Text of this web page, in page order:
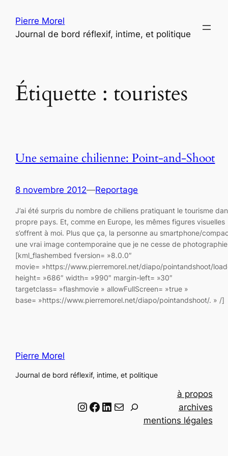
contenu
Pierre Morel
Journal de bord réflexif, intime, et politique
Étiquette : touristes
Une semaine chilienne: Point-and-Shoot
8 novembre 2012—Reportage
J’ai été surpris du nombre de chiliens pratiquant le tourisme
propre pays. Et, comme en Europe, les mêmes figures visuelles
s’offrent à moi. Plus que ça, la personne au smartphone/
une vrai image contemporaine que je ne cesse de
[kml_flashembed fversion= »8.0.0″
movie= »https://www.pierremorel.net/diapo/pointandshoot/
height= »686″ width= »990″ margin-left= »30″
targetclass= »flashmovie » allowFullScreen= »true »
base= »https://www.pierremorel.net/diapo/pointandshoot/. » /
Pierre Morel
Journal de bord réflexif, intime, et politique
Instagram Facebook LinkedIn Email
à propos
archives
mentions légales